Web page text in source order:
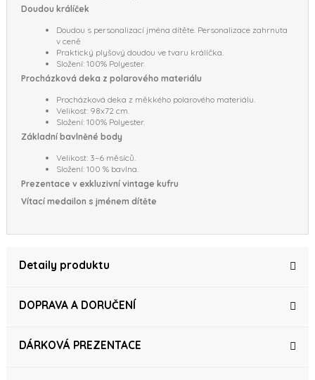
Doudou králíček
Doudou s personalizací jména dítěte. Personalizace zahrnuta
v ceně
Praktický plyšový doudou ve tvaru králíčka.
Složení: 100% Polyester.
Procházková deka z polarového materiálu
Procházková deka z měkkého polarového materiálu.
Velikost: 98x72 cm.
Složení: 100% Polyester.
Základní bavlněné body
Velikost: 3–6 měsíců.
Složení: 100 % bavlna.
Prezentace v exkluzivní vintage kufru
Vítací medailon s jménem dítěte
Detaily produktu
DOPRAVA A DORUČENÍ
DÁRKOVÁ PREZENTACE